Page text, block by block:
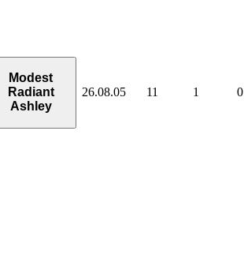
Modest
Radiant
Ashley
26.08.05 11 1 0